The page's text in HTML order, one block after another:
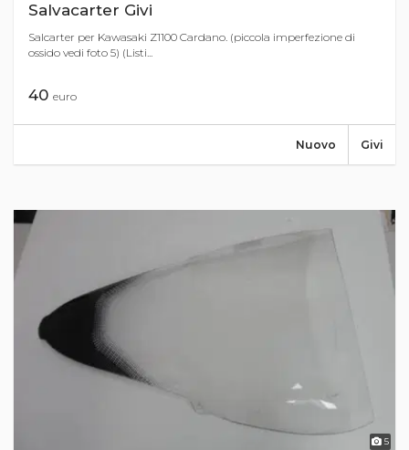
Salvacarter Givi
Salcarter per Kawasaki Z1100 Cardano. (piccola imperfezione di
ossido vedi foto 5) (Listi...
40 euro
Givi
Nuovo
5